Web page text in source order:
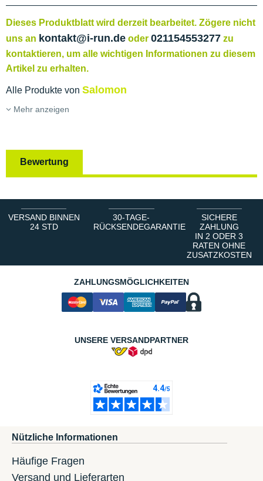
Dieses Produktblatt wird derzeit bearbeitet. Zögere nicht
uns an kontakt@i-run.de oder 021154553277 zu
kontaktieren, um alle wichtigen Informationen zu diesem
Artikel zu erhalten.
Alle Produkte von Salomon
Mehr anzeigen
Bewertung
VERSAND BINNEN
24 STD
30-TAGE-
RÜCKSENDEGARANTIE
SICHERE
ZAHLUNG
IN 2 ODER 3
RATEN OHNE
ZUSATZKOSTEN
ZAHLUNGSMÖGLICHKEITEN
UNSERE VERSANDPARTNER
Nützliche Informationen
Häufige Fragen
Versand und Lieferarten